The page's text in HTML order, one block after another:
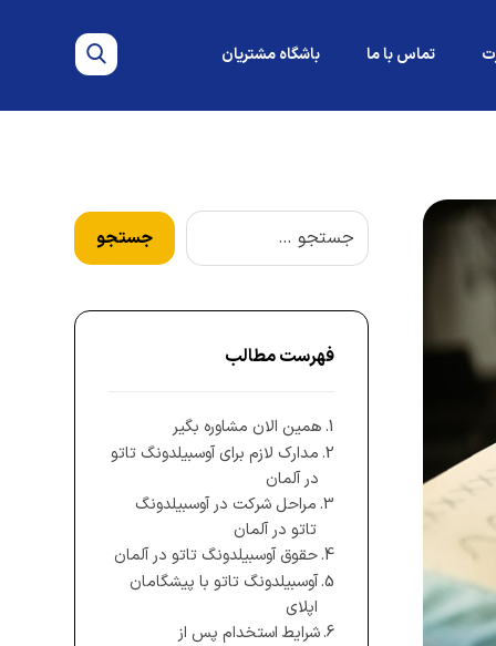
تماس با ما باشگاه مشتریان
فهرست مطالب
همین الان مشاوره بگیر
مدارک لازم برای آوسبیلدونگ تاتو
در آلمان
مراحل شرکت در آوسبیلدونگ
تاتو در آلمان
حقوق آوسبیلدونگ تاتو در آلمان
آوسبیلدونگ تاتو با پیشگامان
اپلای
شرایط استخدام پس از